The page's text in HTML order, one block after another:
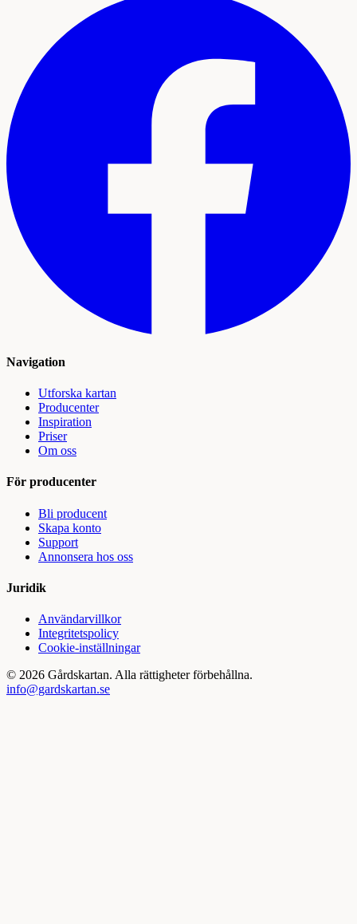
Navigation
Utforska kartan
Producenter
Inspiration
Priser
Om oss
För producenter
Bli producent
Skapa konto
Support
Annonsera hos oss
Juridik
Användarvillkor
Integritetspolicy
Cookie-inställningar
© 2026 Gårdskartan. Alla rättigheter förbehållna.
info@gardskartan.se